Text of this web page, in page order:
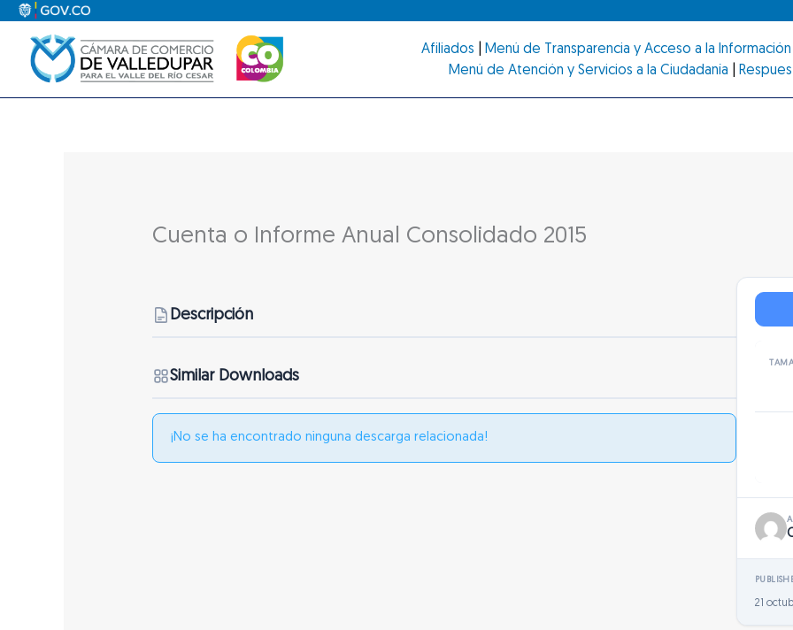
contenido
Afiliados Menú de Transparencia y Acceso a la Información
Menú de Atención y Servicios a la Ciudadanía
Cuenta o Informe Anual Consolidado 2015
Descripción
Similar Downloads
¡No se ha encontrado ninguna descarga relacionada!
21